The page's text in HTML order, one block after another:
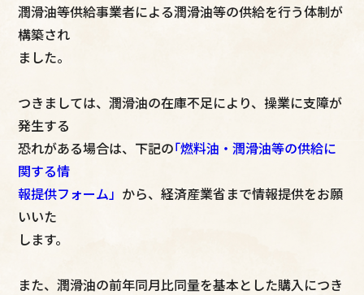
潤滑油等供給事業者による潤滑油等の供給を行う体制が
構築され
ました。
つきましては、潤滑油の在庫不足により、操業に支障が
発生する
恐れがある場合は、下記の｢燃料油・潤滑油等の供給に
関する情
報提供フォーム」 から、経済産業省まで情報提供をお願
いいた
します。
また、潤滑油の前年同月比同量を基本とした購入につき